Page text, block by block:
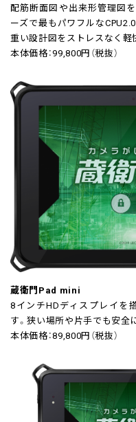
配筋断面図や出来形管理図を
ーズで最もパワフルな
重い設計図をストレスなく軽
本体価格：99,800円（税抜）
蔵衛門Pad mini
8インチHDディスプレイを
す。狭い場所や片手でも安全
本体価格：89,800円（税抜）